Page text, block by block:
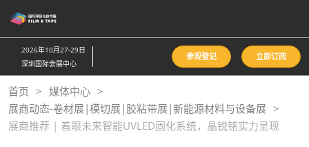
接
跳
至
内
容
2026年10月27-29日
深圳国际会展中心
参观登记 立即订阅
首页
媒体中心
展商动态-卷材展|模切展|胶粘带展|新能源材料与设备展
展商推荐 | 着眼未来智能UVLED固化系统，晶锐铭实力呈现